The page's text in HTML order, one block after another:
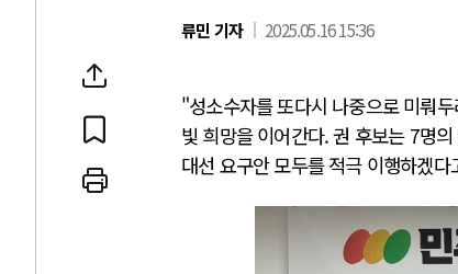
류민 기자 2025.05.16 15:36
"성소수자를 또다시 나중으로 미뤄
빛 희망을 이어간다. 권 후보는 7명
대선 요구안 모두를 적극 이행하겠
러시아-우크